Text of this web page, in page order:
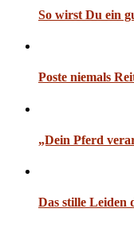
So wirst Du ein
Poste niemals
„Dein Pferd
Das stille Leiden